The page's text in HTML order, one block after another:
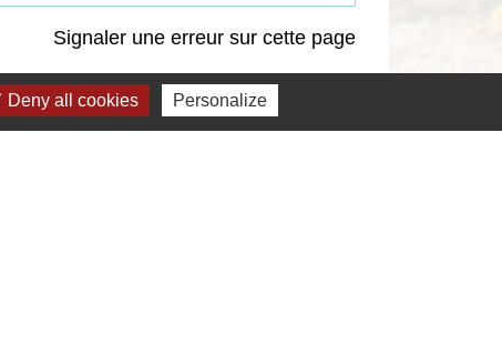
Signaler une erreur sur cette page
Deny all cookies Personalize